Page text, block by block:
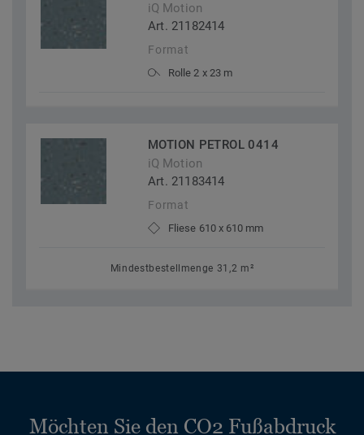
iQ Motion
Art. 21182414
Format
Rolle 2 x 23 m
MOTION PETROL 0414
iQ Motion
Art. 21183414
Format
Fliese 610 x 610 mm
Mindestbestellmenge 31,2 m²
Möchten Sie den CO2 Fußabdruck